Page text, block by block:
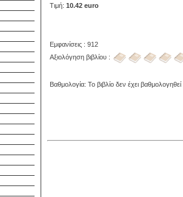
Τιμή: 10.42 euro
Εμφανίσεις : 912
Αξιολόγηση βιβλίου :
Βαθμολογία: Το βιβλίο δεν έχει